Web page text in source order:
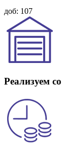
доб: 107
Реализуем